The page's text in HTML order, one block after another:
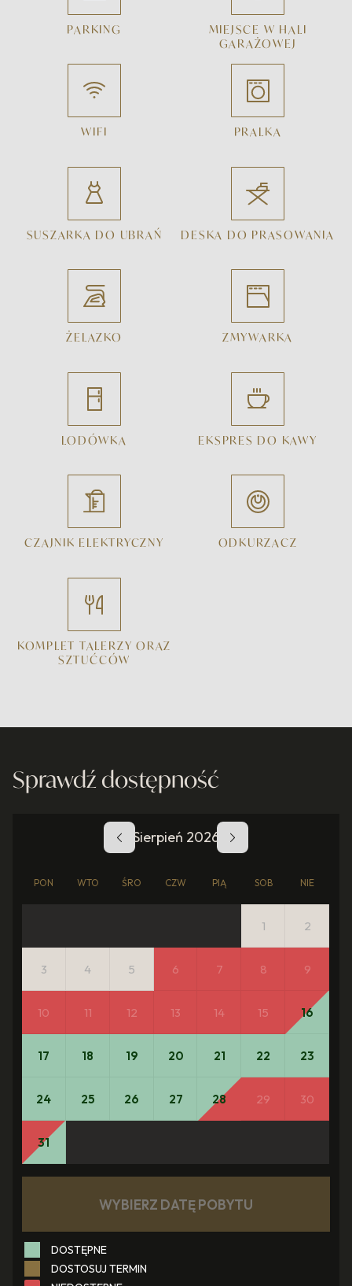
PARKING
MIEJSCE W HALI
GARAŻOWEJ
WIFI PRALKA
SUSZARKA DO UBRAŃ DESKA DO PRASOWANIA
ŻELAZKO ZMYWARKA
LODÓWKA EKSPRES DO KAWY
CZAJNIK ELEKTRYCZNY ODKURZACZ
KOMPLET TALERZY ORAZ
SZTUĆCÓW
Sprawdź dostępność